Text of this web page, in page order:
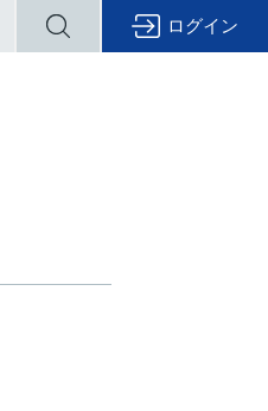
ログイン